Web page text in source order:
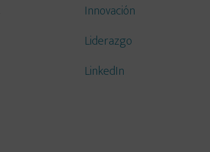
Innovación
Liderazgo
LinkedIn